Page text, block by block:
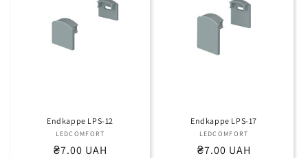
Endkappe LPS-12
Anbieter:
LEDCOMFORT
Normaler
₴7.00 UAH
Endkappe LPS-17
Anbieter:
LEDCOMFORT
Normaler
₴7.00 UAH